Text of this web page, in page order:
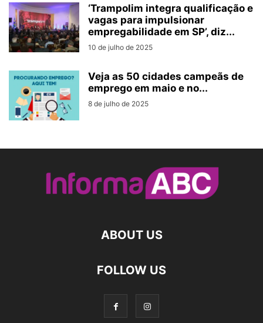
‘Trampolim integra qualificação e
vagas para impulsionar
empregabilidade em SP’, diz...
10 de julho de 2025
Veja as 50 cidades campeãs de
emprego em maio e no...
8 de julho de 2025
ABOUT US
FOLLOW US